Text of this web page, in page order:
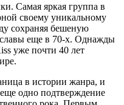
Самая яркая группа в
своему уникальному
сохраняя бешеную
еще в 70-х. Однажды
уже почти 40 лет
в истории жанра, и
одно подтверждение